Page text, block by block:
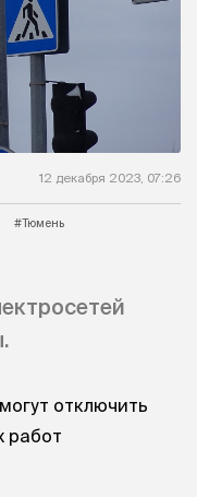
12 декабря 2023, 07:26
#Тюмень
отключить
работ